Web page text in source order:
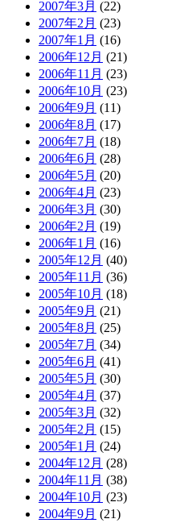
2007年3月 (22)
2007年2月 (23)
2007年1月 (16)
2006年12月 (21)
2006年11月 (23)
2006年10月 (23)
2006年9月 (11)
2006年8月 (17)
2006年7月 (18)
2006年6月 (28)
2006年5月 (20)
2006年4月 (23)
2006年3月 (30)
2006年2月 (19)
2006年1月 (16)
2005年12月 (40)
2005年11月 (36)
2005年10月 (18)
2005年9月 (21)
2005年8月 (25)
2005年7月 (34)
2005年6月 (41)
2005年5月 (30)
2005年4月 (37)
2005年3月 (32)
2005年2月 (15)
2005年1月 (24)
2004年12月 (28)
2004年11月 (38)
2004年10月 (23)
2004年9月 (21)